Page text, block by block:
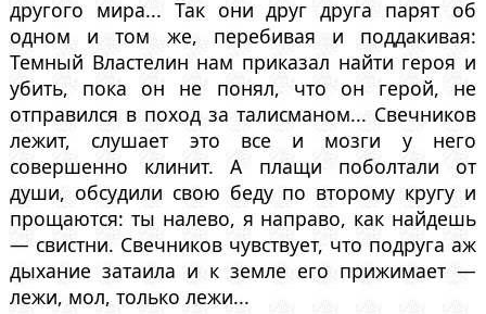
другого мира... Так они друг друга парят об
одном и том же, перебивая и поддакивая:
Темный Властелин нам приказал найти героя и
убить, пока он не понял, что он герой, не
отправился в поход за талисманом... Свечников
лежит, слушает это все и мозги у него
совершенно клинит. А плащи поболтали от
души, обсудили свою беду по второму кругу и
прощаются: ты налево, я направо, как найдешь
— свистни. Свечников чувствует, что подруга аж
дыхание затаила и к земле его прижимает —
лежи, мол, только лежи...